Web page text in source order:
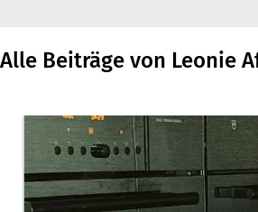
Alle Beiträge von Leonie